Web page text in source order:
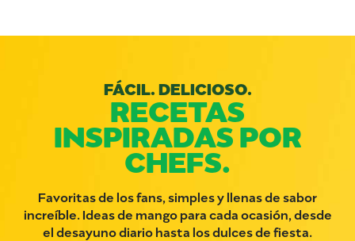
FÁCIL. DELICIOSO.
RECETAS
INSPIRADAS POR
CHEFS.
Favoritas de los fans, simples y llenas de sabor
increíble. Ideas de mango para cada ocasión, desde
el desayuno diario hasta los dulces de fiesta.